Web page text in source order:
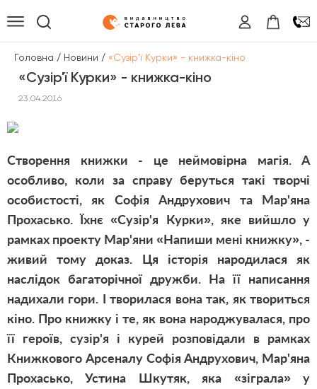
Головна / Новини / «Сузір'ї Курки» - книжка-кіно
«Сузір'ї Курки» - книжка-кіно
23.04.2016
Створення книжки - це неймовірна магія. А
особливо, коли за справу беруться такі творчі
особистості, як Софія Андрухович та Мар'яна
Прохасько. Їхнє «Сузір'я Курки», яке вийшло у
рамках проекту Мар'яни «Напиши мені книжку», -
живий тому доказ. Ця історія народилася як
наслідок багаторічної дружби. На її написання
надихали гори. І творилася вона так, як твориться
кіно. Про книжку і те, як вона народжувалася, про
її героїв, сузір'я і курей розповідали в рамках
Книжкового Арсеналу Софія Андрухович, Мар'яна
Прохасько, Устина Шкутяк, яка «зіграла» у